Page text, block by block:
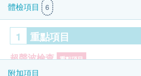
體檢項目 6
1 重點項目
超聲波檢查 重點項目
附加項目